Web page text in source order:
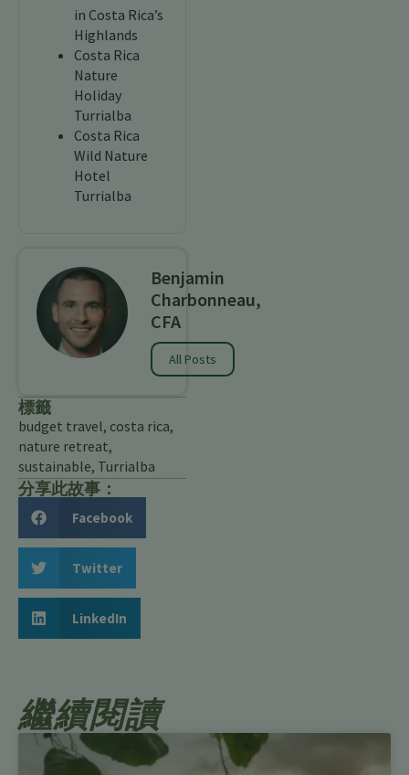
in Costa Rica’s
Highlands
Costa Rica
Nature
Holiday
Turrialba
Costa Rica
Wild Nature
Hotel
Turrialba
Benjamin
Charbonneau,
CFA
All Posts
標籤
budget travel, costa rica,
nature retreat,
sustainable, Turrialba
分享此故事：
Facebook
Twitter
LinkedIn
繼續閱讀